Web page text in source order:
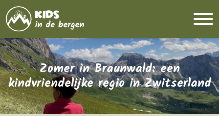
Zomer in Braunwald: een
kindvriendelijke regio in Zwitserland